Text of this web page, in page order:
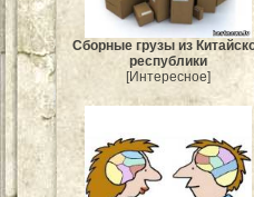
Сборные грузы из
республики
[Интересное]